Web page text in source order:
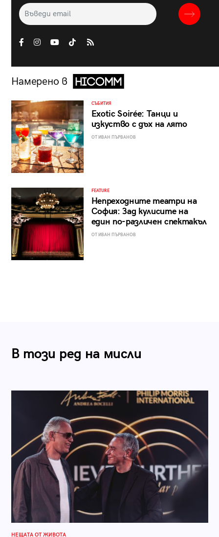
Намерено в
СЪБИТИЯ
Exotic Soirée: Танци и
изкуство с дъх на лято
ОТ ИВАН ПЪРВАНОВ
FEATURE
Непреходните театри на
София: Зад кулисите на
един по-различен спектакъл
ОТ ИВАН ПЪРВАНОВ
В този ред на мисли
НЕЩАТА ОТ ЖИВОТА